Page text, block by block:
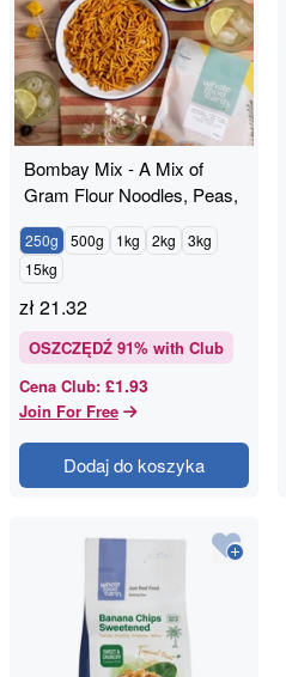
Bombay Mix - A Mix of
Gram Flour Noodles, Peas,
Peanuts & Lentils
250g 500g 1kg 2kg
3kg
15kg
zł21.32
OSZCZĘDŹ 91% with Club
Cena Club: £1.93
Join For Free
Dodaj do koszyka